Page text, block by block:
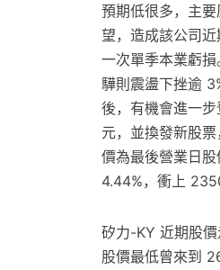
預期低很多，主
望，造成該公司
一次單季本業虧
驊則震盪下挫逾
後，有機會進一
元，並換發新股
價為最後營業日
4.44%，衝上
矽力-KY 近期股
股價最低曾來到